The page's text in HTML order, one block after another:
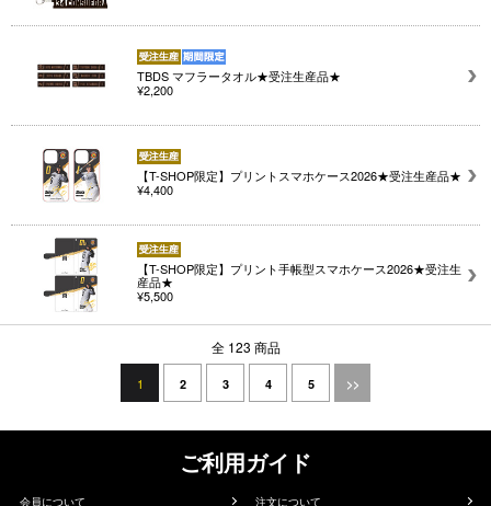
TBDS マフラータオル★受注生産品★
¥2,200
【T-SHOP限定】プリントスマホケース2026★受注生産品★
¥4,400
【T-SHOP限定】プリント手帳型スマホケース2026★受注生
産品★
¥5,500
全 123 商品
1 2 3 4 5 >>
ご利用ガイド
会員について 注文について